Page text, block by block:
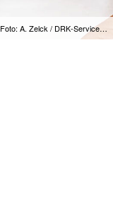
Foto: A. Zelck / DRK-Service…